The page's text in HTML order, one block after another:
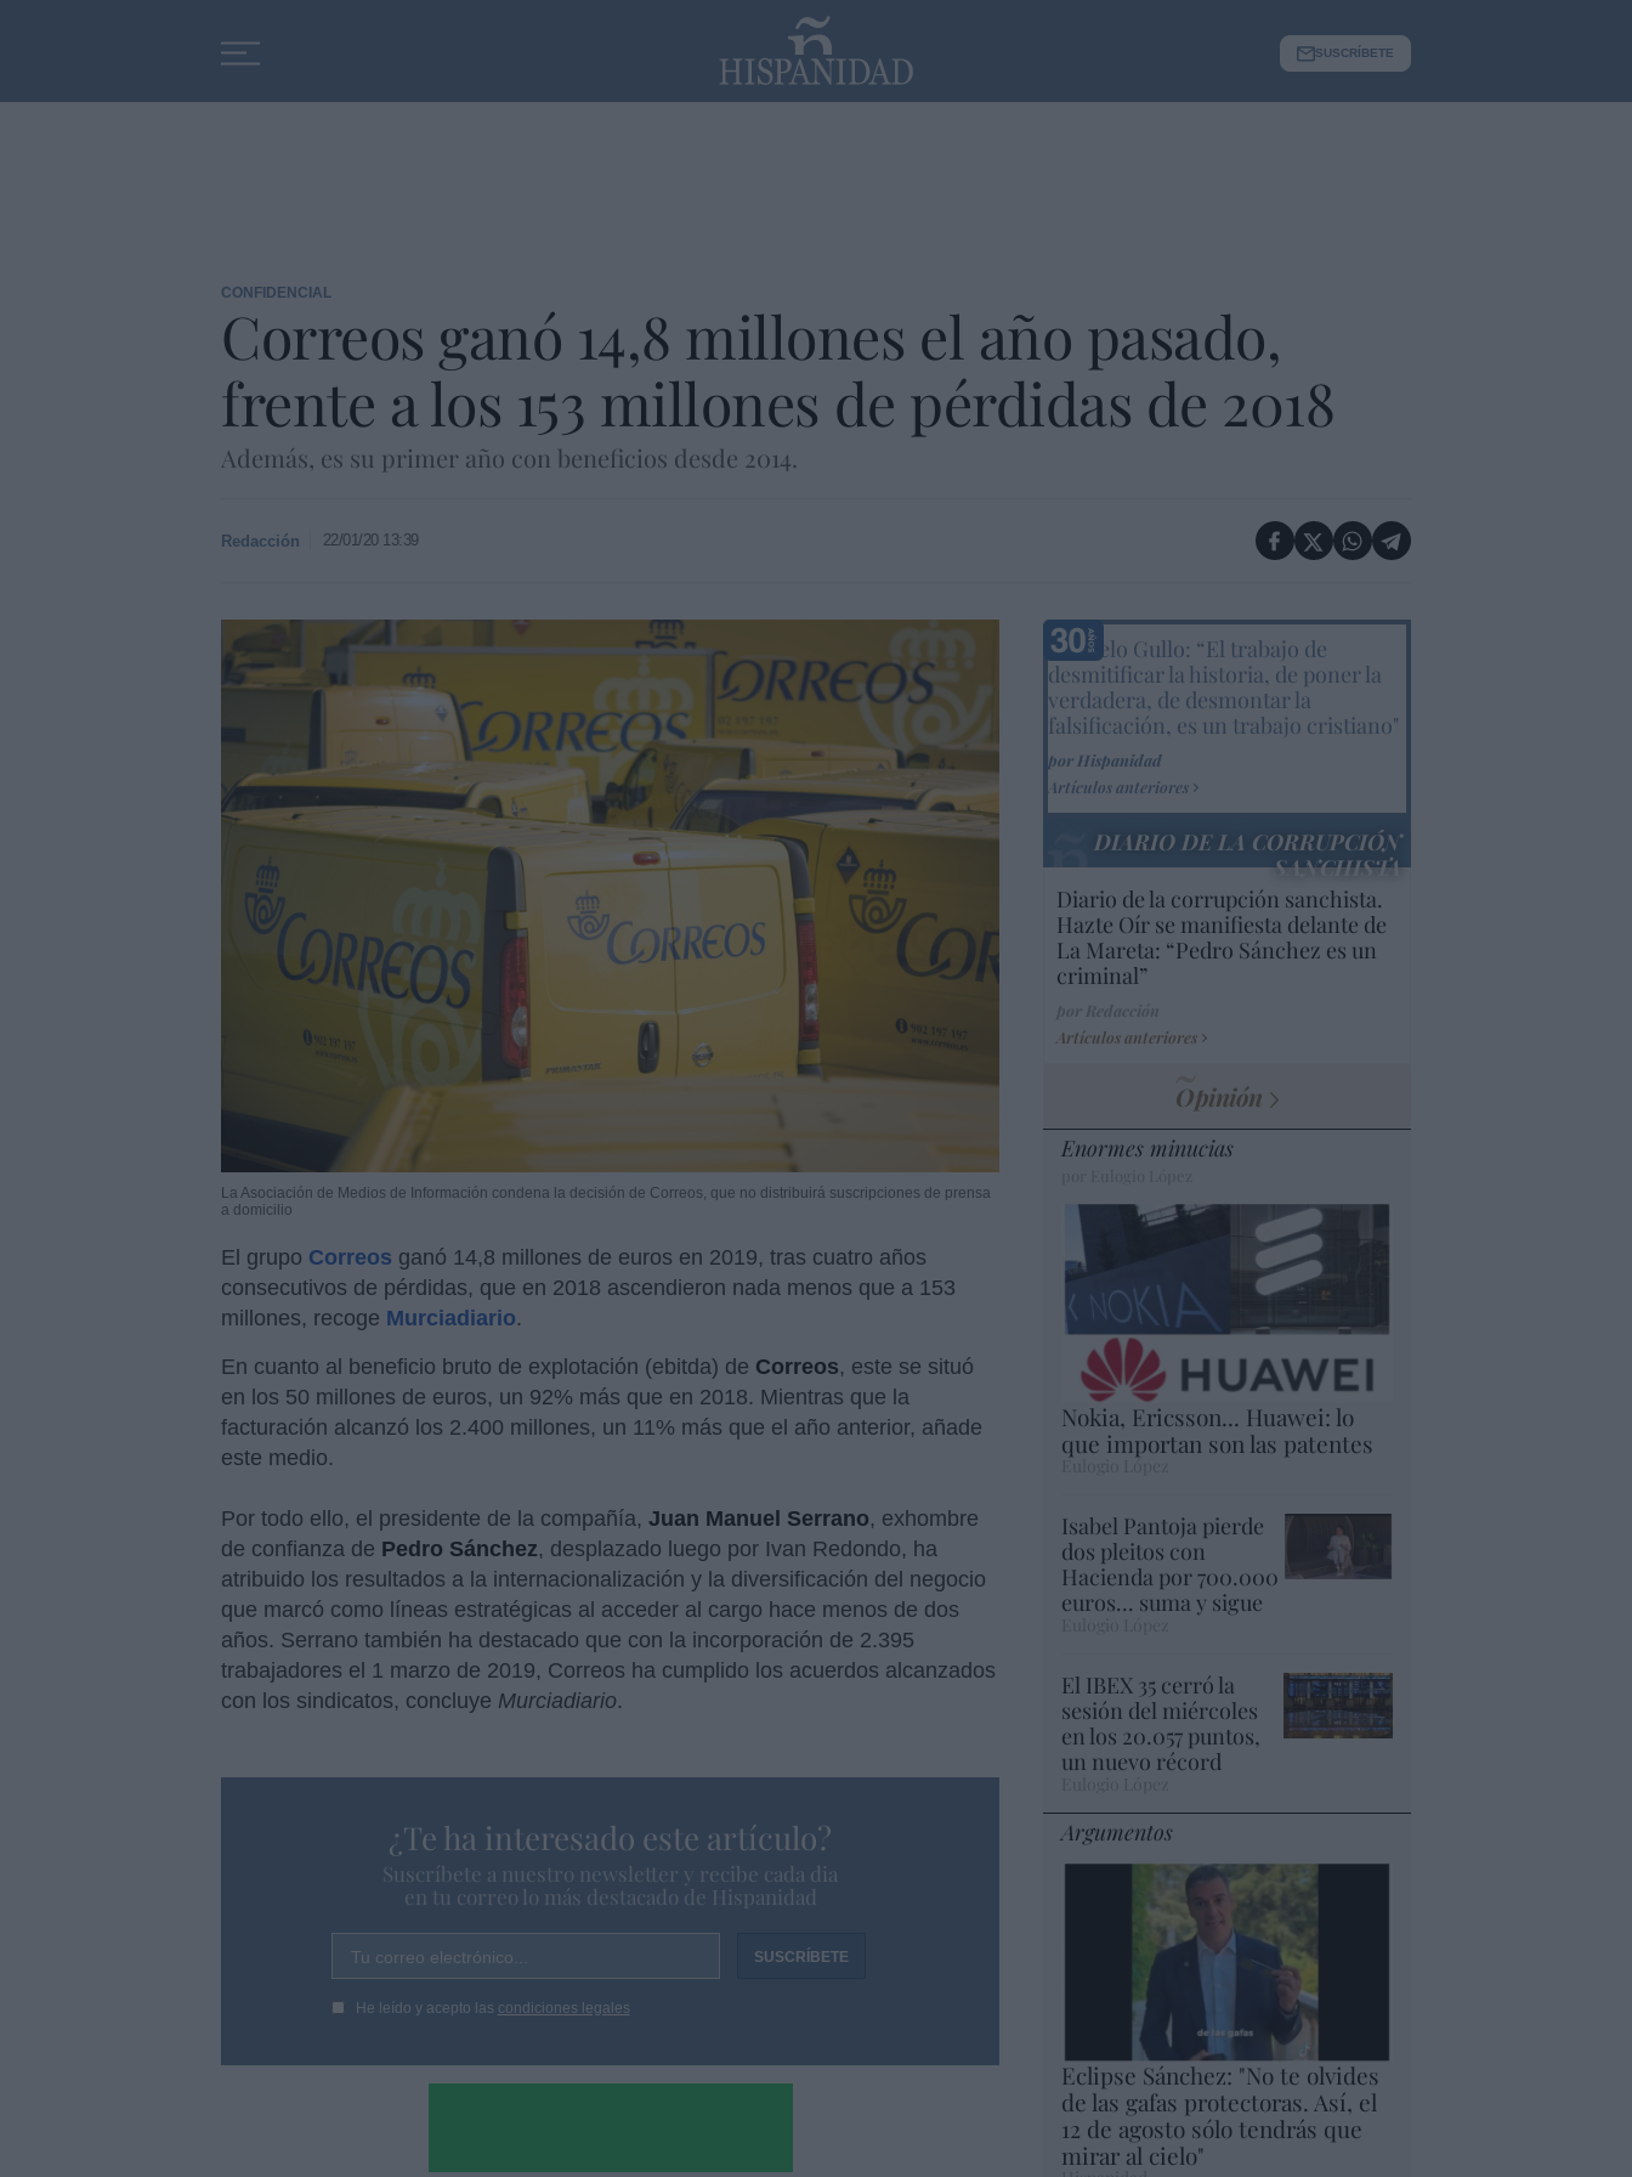
SUSCRÍBETE
CONFIDENCIAL
Correos ganó 14,8 millones el año pasado,
frente a los 153 millones de pérdidas de 2018
Además, es su primer año con beneficios desde 2014.
Redacción 22/01/20 13:39
La Asociación de Medios de Información condena la decisión de Correos, que no distribuirá suscripciones de prensa
a domicilio
El grupo Correos ganó 14,8 millones de euros en 2019, tras cuatro años
consecutivos de pérdidas, que en 2018 ascendieron nada menos que a 153
millones, recoge Murciadiario.
En cuanto al beneficio bruto de explotación (ebitda) de Correos, este se situó
en los 50 millones de euros, un 92% más que en 2018. Mientras que la
facturación alcanzó los 2.400 millones, un 11% más que el año anterior, añade
este medio.
Por todo ello, el presidente de la compañía, Juan Manuel Serrano, exhombre
de confianza de Pedro Sánchez, desplazado luego por Ivan Redondo, ha
atribuido los resultados a la internacionalización y la diversificación del negocio
que marcó como líneas estratégicas al acceder al cargo hace menos de dos
años. Serrano también ha destacado que con la incorporación de 2.395
trabajadores el 1 marzo de 2019, Correos ha cumplido los acuerdos alcanzados
con los sindicatos, concluye Murciadiario.
¿Te ha interesado este artículo?
Suscríbete a nuestro newsletter y recibe cada dia
en tu correo lo más destacado de Hispanidad
Tu correo electrónico...
He leído y acepto las condiciones legales
Marcelo Gullo: “El trabajo de
desmitificar la historia, de poner la
verdadera, de desmontar la
falsificación, es un trabajo cristiano"
por Hispanidad
Artículos anteriores
DIARIO DE LA CORRUPCIÓN
SANCHISTA
Diario de la corrupción sanchista.
Hazte Oír se manifiesta delante de
La Mareta: “Pedro Sánchez es un
criminal”
Artículos anteriores
Opinión
Enormes minucias
Nokia, Ericsson... Huawei: lo
que importan son las patentes
Eulogio López
Isabel Pantoja pierde
dos pleitos con
Hacienda por 700.000
euros... suma y sigue
El IBEX 35 cerró la
sesión del miércoles
en los 20.057 puntos,
un nuevo récord
Argumentos
Eclipse Sánchez: "No te olvides
de las gafas protectoras. Así, el
12 de agosto sólo tendrás que
mirar al cielo"